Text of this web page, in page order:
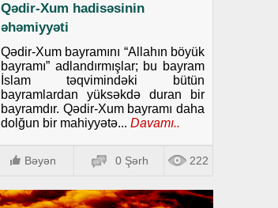
Qədir-Xum hadisəsinin
əhəmiyyəti
Qədir-Xum bayramını “Allahın böyük
bayramı” adlandırmışlar; bu bayram
İslam təqvimindəki bütün
bayramlardan yüksəkdə duran bir
bayramdır. Qədir-Xum bayramı daha
dolğun bir mahiyyətə... Davamı..
Bəyən 0 Şərh 222